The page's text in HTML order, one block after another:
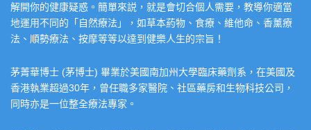
解開你的健康疑惑。簡單來説，就是會切合個人需要，教導你適當
地運用不同的「自然療法」，如草本葯物、食療、維他命、香薰療
法、順勢療法、按摩等等以達到健樂人生的宗旨！
茅菁華博士 (茅博士) 畢業於美國南加州大學臨床藥劑系，在美國及
香港執業超過30年，曾任職多家醫院、社區藥房和生物科技公司，
同時亦是一位整全療法專家。